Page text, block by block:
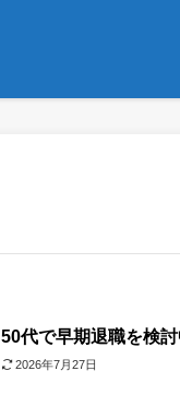
50代で早期退職を検
2026年7月27日